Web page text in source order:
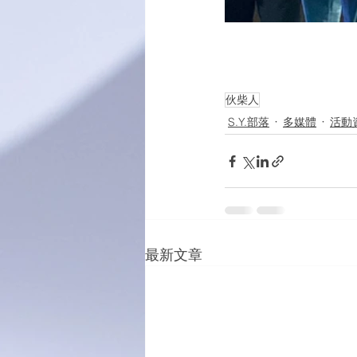
伙柴人
S.Y.部落
多媒體 活動
最新文章